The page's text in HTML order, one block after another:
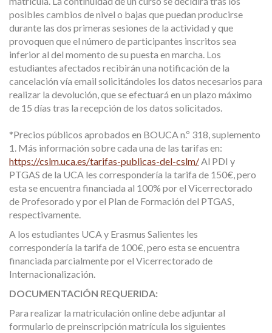
posibles cambios de nivel o bajas que puedan producirse
durante las dos primeras sesiones de la actividad y que
provoquen que el número de participantes inscritos sea
inferior al del momento de su puesta en marcha. Los
estudiantes afectados recibirán una notificación de la
cancelación vía email solicitándoles los datos necesarios para
realizar la devolución, que se efectuará en un plazo máximo
de 15 días tras la recepción de los datos solicitados.
*Precios públicos aprobados en BOUCA n.º 318, suplemento
1. Más información sobre cada una de las tarifas en:
https://cslm.uca.es/tarifas-publicas-del-cslm/Al PDI y
PTGAS de la UCA les correspondería la tarifa de 150€, pero
esta se encuentra financiada al 100% por el Vicerrectorado
de Profesorado y por el Plan de Formación del PTGAS,
respectivamente.
A los estudiantes UCA y Erasmus Salientes les
correspondería la tarifa de 100€, pero esta se encuentra
financiada parcialmente por el Vicerrectorado de
Internacionalización.
DOCUMENTACIÓN REQUERIDA:
Para realizar la matriculación online debe adjuntar al
formulario de preinscripción matrícula los siguientes